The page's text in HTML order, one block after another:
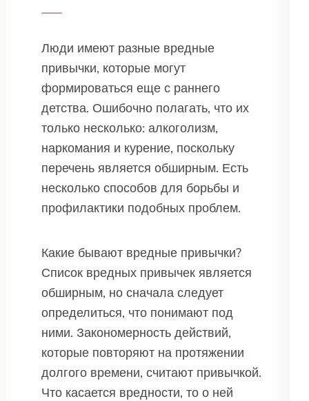
Люди имеют разные вредные
привычки, которые могут
формироваться еще с раннего
детства. Ошибочно полагать, что их
только несколько: алкоголизм,
наркомания и курение, поскольку
перечень является обширным. Есть
несколько способов для борьбы и
профилактики подобных проблем.
Какие бывают вредные привычки?
Список вредных привычек является
обширным, но сначала следует
определиться, что понимают под
ними. Закономерность действий,
которые повторяют на протяжении
долгого времени, считают привычкой.
Что касается вредности, то о ней